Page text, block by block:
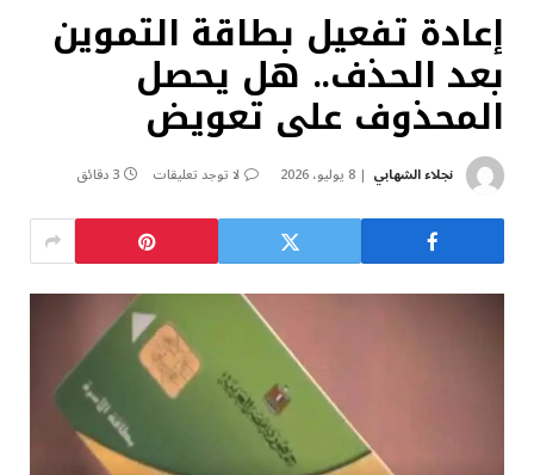
إعادة تفعيل بطاقة التموين
بعد الحذف.. هل يحصل
المحذوف على تعويض
نجلاء الشهابي 8 يوليو، 2026 لا توجد تعليقات 3 دقائق